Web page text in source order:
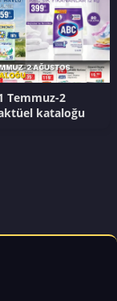
Temmuz-2
kataloğu